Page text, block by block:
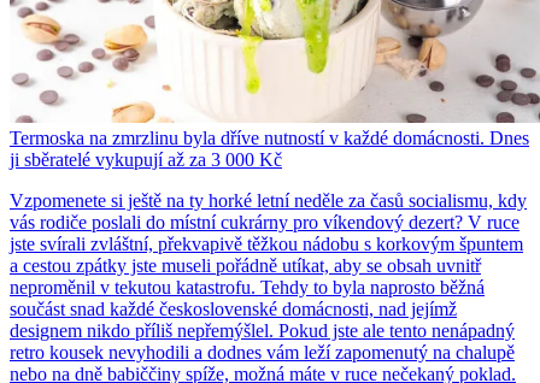
Termoska na zmrzlinu byla dříve nutností v každé domácnosti. Dnes
ji sběratelé vykupují až za 3 000 Kč
Vzpomenete si ještě na ty horké letní neděle za časů socialismu, kdy
vás rodiče poslali do místní cukrárny pro víkendový dezert? V ruce
jste svírali zvláštní, překvapivě těžkou nádobu s korkovým špuntem
a cestou zpátky jste museli pořádně utíkat, aby se obsah uvnitř
neproměnil v tekutou katastrofu. Tehdy to byla naprosto běžná
součást snad každé československé domácnosti, nad jejímž
designem nikdo příliš nepřemýšlel. Pokud jste ale tento nenápadný
retro kousek nevyhodili a dodnes vám leží zapomenutý na chalupě
nebo na dně babiččiny spíže, možná máte v ruce nečekaný poklad.